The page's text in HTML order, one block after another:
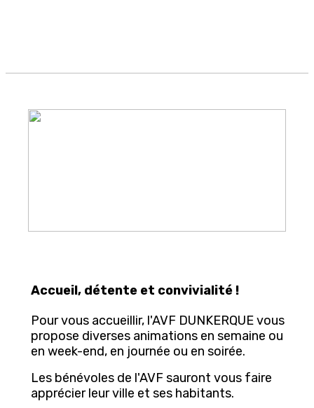
Accueil, détente et convivialité !
Pour vous accueillir, l'AVF DUNKERQUE vous
propose diverses animations en semaine ou
en week-end, en journée ou en soirée.
Les bénévoles de l'AVF sauront vous faire
apprécier leur ville et ses habitants.